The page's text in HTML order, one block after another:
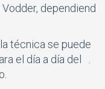
dependiend
técnica se puede
el día a día del .